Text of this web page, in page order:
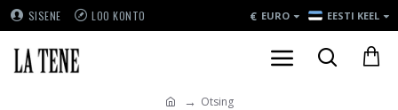
SISENE LOO KONTO € EURO EESTI KEEL
Otsing